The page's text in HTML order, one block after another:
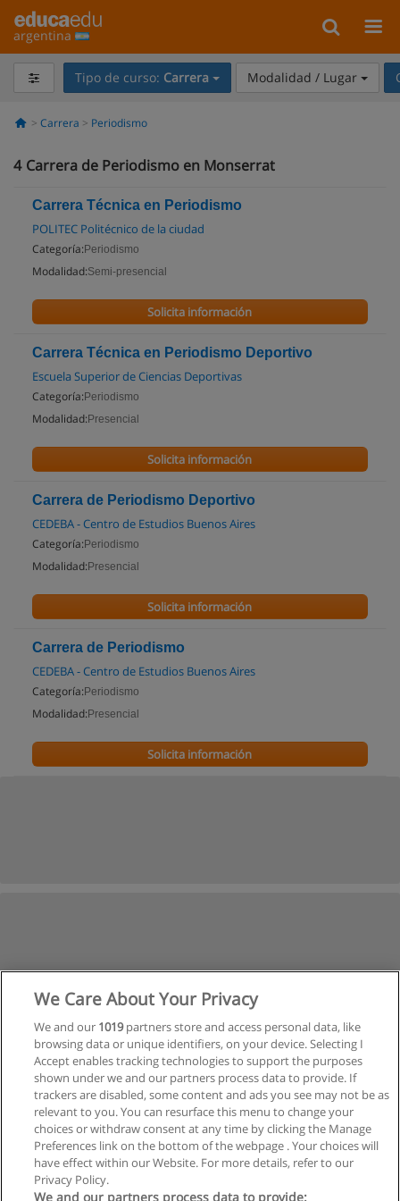
argentina
Tipo de curso: Carrera Modalidad / Lugar
Carrera Periodismo
4 Carrera de Periodismo en Monserrat
Carrera Técnica en Periodismo
POLITEC Politécnico de la ciudad
Categoría: Periodismo
Modalidad:Semi-presencial
Solicita información
Carrera Técnica en Periodismo Deportivo
Escuela Superior de Ciencias Deportivas
Categoría: Periodismo
Modalidad: Presencial
Solicita información
Carrera de Periodismo Deportivo
CEDEBA - Centro de Estudios Buenos Aires
Categoría: Periodismo
Modalidad: Presencial
Solicita información
Carrera de Periodismo
CEDEBA - Centro de Estudios Buenos Aires
Categoría: Periodismo
Modalidad: Presencial
Solicita información
We Care About Your Privacy
We and our 1019partners store and access personal data, like
browsing data or unique identifiers, on your device. Selecting I
Accept enables tracking technologies to support the purposes
shown under we and our partners process data to provide. If
trackers are disabled, some content and ads you see may not be as
relevant to you. You can resurface this menu to change your
choices or withdraw consent at any time by clicking the Manage
Preferences link on the bottom of the webpage . Your choices will
have effect within our Website. For more details, refer to our
Privacy Policy.
We and our partners process data to provide: